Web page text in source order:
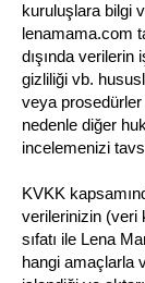
kuruluşlara bilgi
lenamama.com
dışında verilerin
gizliliği vb.
veya
nedenle diğer
incelemenizi
KVKK
verilerinizin (veri
sıfatı ile Lena
hangi amaçlarla